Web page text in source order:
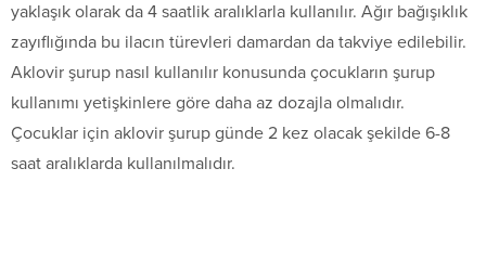
yaklaşık olarak da 4 saatlik aralıklarla kullanılır. Ağır bağışıklık
zayıflığında bu ilacın türevleri damardan da takviye edilebilir.
Aklovir şurup nasıl kullanılır konusunda çocukların şurup
kullanımı yetişkinlere göre daha az dozajla olmalıdır.
Çocuklar için aklovir şurup günde 2 kez olacak şekilde 6-8
saat aralıklarda kullanılmalıdır.